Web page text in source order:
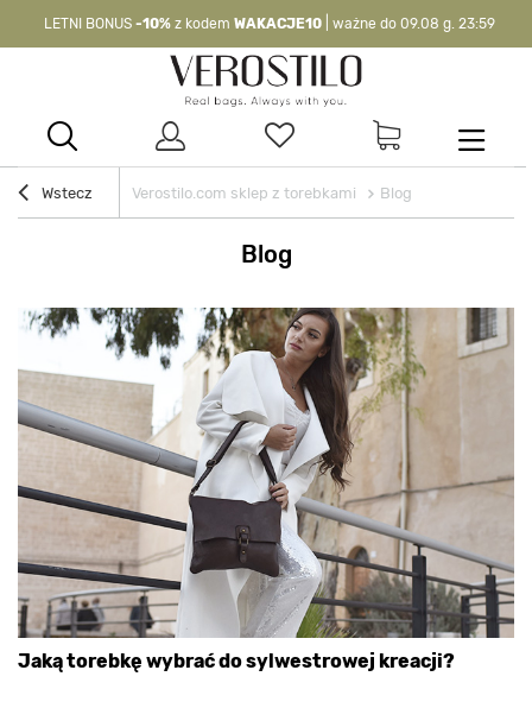
LETNI BONUS -10% z kodem WAKACJE10 | ważne do 09.08 g. 23:59
WAKACJE10| nie dotyczy produktów z flagą OKAZJA >
Wstecz Verostilo.com sklep z torebkami Blog
Blog
Jaką torebkę wybrać do sylwestrowej kreacji?